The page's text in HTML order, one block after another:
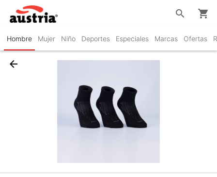
Hombre Mujer Niño Deportes Especiales Marcas Ofertas
search shopping_cart
arrow_back